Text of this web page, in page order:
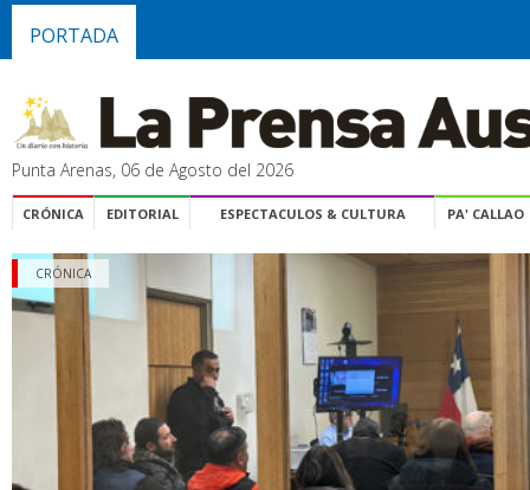
PORTADA
Punta Arenas, 06 de Agosto del 2026
CRÓNICA EDITORIAL ESPECTACULOS & CULTURA PA' CALLAO
CRÓNICA